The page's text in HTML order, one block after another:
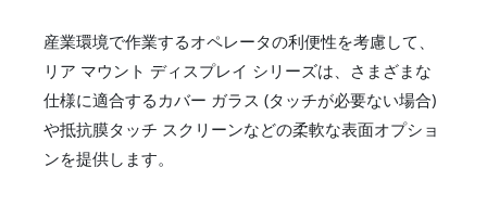
産業環境で作業するオペレータの利便性を考慮して、
リア マウント ディスプレイ シリーズは、さまざまな
仕様に適合するカバー ガラス (タッチが必要ない場合)
や抵抗膜タッチ スクリーンなどの柔軟な表面オプショ
ンを提供します。